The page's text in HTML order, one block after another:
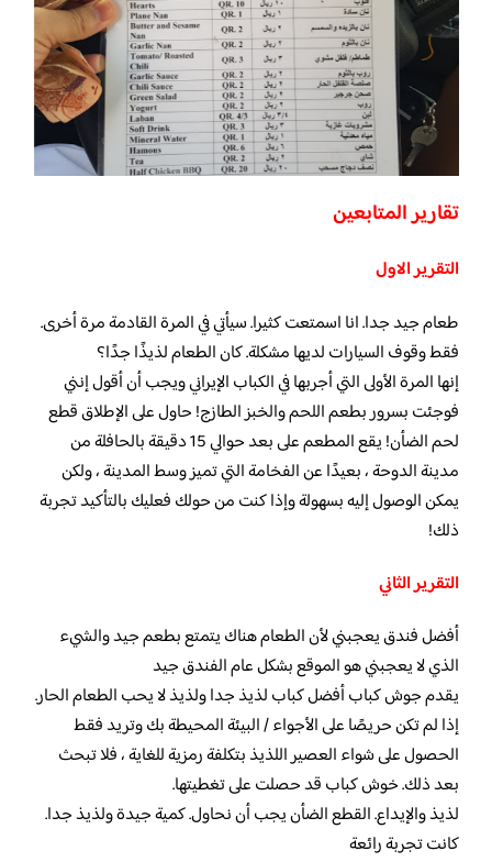
تقارير المتابعين
التقرير الاول
طعام جيد جدا. انا اسمتعت كثيرا. سيأتي في المرة القادمة مرة أخرى.
فقط وقوف السيارات لديها مشكلة. كان الطعام لذيذًا جدًا؟
إنها المرة الأولى التي أجربها في الكباب الإيراني ويجب أن أقول إنني
فوجئت بسرور بطعم اللحم والخبز الطازج! حاول على الإطلاق قطع
لحم الضأن! يقع المطعم على بعد حوالي 15 دقيقة بالحافلة من
مدينة الدوحة ، بعيدًا عن الفخامة التي تميز وسط المدينة ، ولكن
يمكن الوصول إليه بسهولة وإذا كنت من حولك فعليك بالتأكيد تجربة
ذلك!
التقرير الثاني
أفضل فندق يعجبني لأن الطعام هناك يتمتع بطعم جيد والشيء
الذي لا يعجبني هو الموقع بشكل عام الفندق جيد
يقدم جوش كباب أفضل كباب لذيذ جدا ولذيذ لا يحب الطعام الحار.
إذا لم تكن حريصًا على الأجواء / البيئة المحيطة بك وتريد فقط
الحصول على شواء العصير اللذيذ بتكلفة رمزية للغاية ، فلا تبحث
بعد ذلك. خوش كباب قد حصلت على تغطيتها.
لذيذ والإيداع. القطع الضأن يجب أن نحاول. كمية جيدة ولذيذ جدا.
كانت تجربة رائعة